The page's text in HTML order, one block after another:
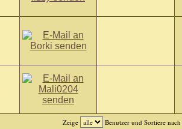
Zeige Benutzer und Sortiere nach